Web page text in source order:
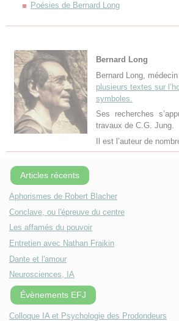
Poésies de Bernard Long
Bernard Long
Bernard Long,
plusieurs textes sur
symboles.
Ses recherches
travaux de C.G. Jung.
Il est l’auteur de
Articles récents
Aphorismes de Robert Blacher
Conclave, ou l'épreuve du centre
Les affamés du pouvoir
Entretien avec Nathan Fraikin
Dante et l'amour
Neurosciences, IA
Évènements EFJ
Colloque IA et Psychologie des Prodondeurs